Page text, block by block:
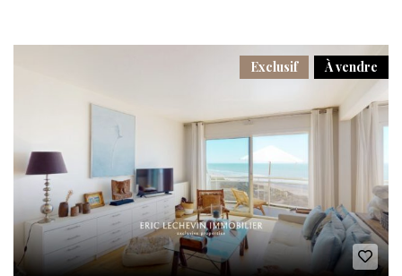
À vendre
Exclusif